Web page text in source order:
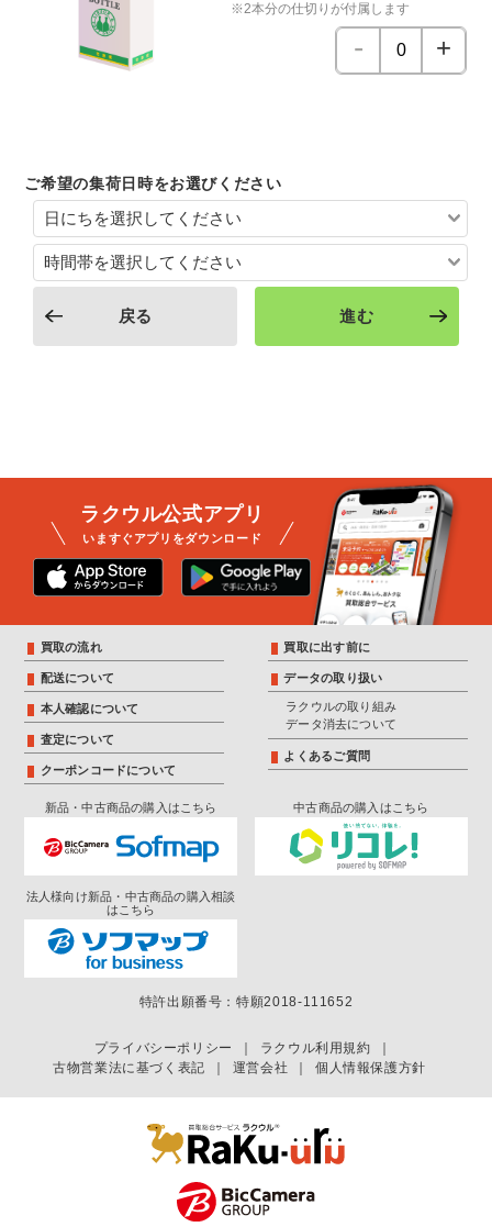
※2本分の仕切りが付属します
ご希望の集荷日時をお選びください
戻る 進む
ラクウル公式アプリ
いますぐアプリをダウンロード
買取の流れ
配送について
本人確認について
査定について
クーポンコードについて
買取に出す前に
データの取り扱い
ラクウルの取り組み
データ消去について
よくあるご質問
新品・中古商品の購入はこちら 中古商品の購入はこちら
法人様向け新品・中古商品の購入相談
はこちら
プライバシーポリシー ｜ ラクウル利用規約
｜
古物営業法に基づく表記
｜ 運営会社 ｜ 個人情報保護方針
特許出願番号：特願2018-111652